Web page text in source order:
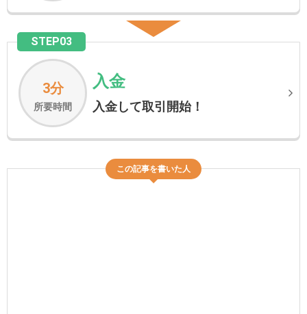
STEP03
3分
所要時間
入金
入金して取引開始！
この記事を書いた人